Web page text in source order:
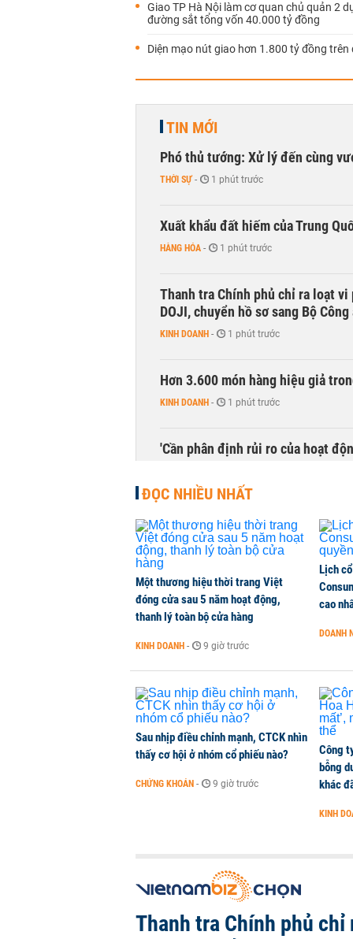
Giao TP Hà Nội làm cơ quan chủ quản 2
đường sắt tổng vốn 40.000 tỷ đồng
Diện mạo nút giao hơn 1.800 tỷ đồng trên
TIN MỚI
Phó thủ tướng: Xử lý đến cùng
THỜI SỰ - 1 phút trước
Xuất khẩu đất hiếm của Trung
HÀNG HÓA - 1 phút trước
Thanh tra Chính phủ chỉ ra loạt vi
DOJI, chuyển hồ sơ sang Bộ Công
KINH DOANH - 1 phút trước
Hơn 3.600 món hàng hiệu giả
KINH DOANH - 1 phút trước
'Cần phân định rủi ro của hoạt
ĐỌC NHIỀU NHẤT
Một thương hiệu thời trang Việt
đóng cửa sau 5 năm hoạt động,
thanh lý toàn bộ cửa hàng
KINH DOANH - 9 giờ trước
Lịch
cao
DOANH
Sau nhịp điều chỉnh mạnh, CTCK nhìn
thấy cơ hội ở nhóm cổ phiếu nào?
CHỨNG KHOÁN - 9 giờ trước
Công
bỗng
khác
KINH
Thanh tra Chính phủ chỉ